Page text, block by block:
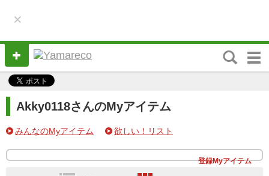
×
M
e
Akky0118さんのMyアイテム
みんなのMyアイテム 欲しい！リスト
登録Myアイテム